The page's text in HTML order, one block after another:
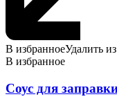
В избранноеУдалить
В избранное
Соус для